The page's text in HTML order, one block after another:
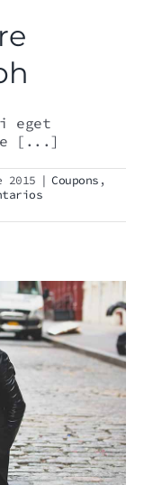
eget
[...]
2015 | Coupons ,